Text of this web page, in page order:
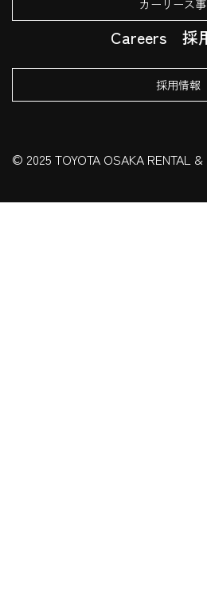
カーリース
Careers 採
採用情報
© 2025 TOYOTA OSAKA RENTAL